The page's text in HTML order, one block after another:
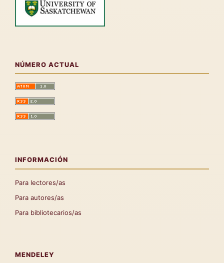
NÚMERO ACTUAL
INFORMACIÓN
Para lectores/as
Para autores/as
Para bibliotecarios/as
MENDELEY